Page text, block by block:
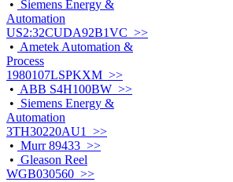
• Siemens Energy &
Automation
US2:32CUDA92B1VC >>
• Ametek Automation &
Process
1980107LSPKXM >>
• ABB S4H100BW >>
• Siemens Energy &
Automation
3TH30220AU1 >>
• Murr 89433 >>
• Gleason Reel
WGB030560 >>